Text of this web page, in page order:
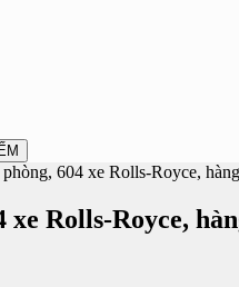
604 xe Rolls-Royce,
xe Rolls-Royce,